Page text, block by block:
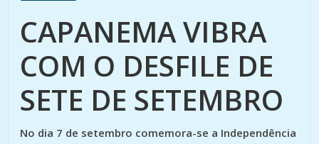
CAPANEMA VIBRA
COM O DESFILE DE
SETE DE SETEMBRO
No dia 7 de setembro comemora-se a Independência